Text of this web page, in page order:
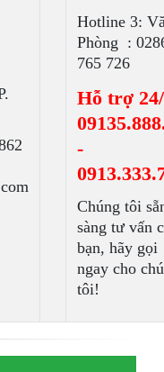
Hotline 3:
Phòng :
765 726
Hỗ trợ
-
Chúng tôi
sàng tư vấn
bạn, hãy gọi
ngay cho
tôi!